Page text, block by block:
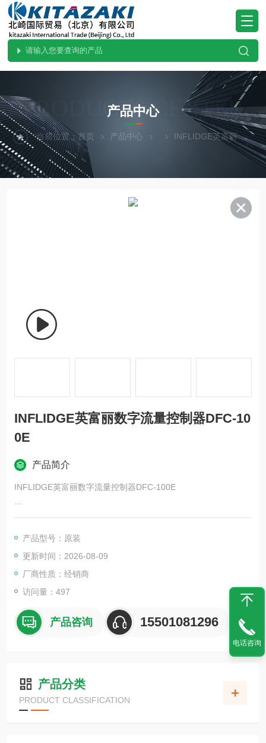
PRODUCTS CENTER
产品中心
当前位置：首页 产品中心 INFLIDGE英富丽 原
INFLIDGE英富丽数字流量控制器DFC-10
0E
产品简介
INFLIDGE英富丽数字流量控制器DFC-100E
DFC-100E 数字流量控制器是集成了数字流量计和数字温度调节
产品型号：原装
更新时间：2026-08-09
厂商性质：经销商
访问量：497
产品咨询 15501081296
产品分类
PRODUCT CLASSIFICATION
电话咨询